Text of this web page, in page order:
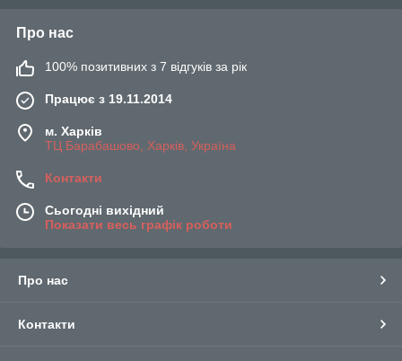
Про нас
100% позитивних з 7 відгуків за рік
Працює з 19.11.2014
м. Харків
ТЦ Барабашово, Харків, Україна
Контакти
Сьогодні вихідний
Показати весь графік роботи
Про нас
Контакти